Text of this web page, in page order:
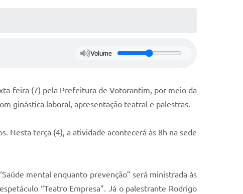
Volume
feira (7) pela Prefeitura de Votorantim, por meio da
ginástica laboral, apresentação teatral e palestras.
Nesta terça (4), a atividade acontecerá às 8h na sede
mental enquanto prevenção” será ministrada às
“Teatro Empresa”. Já o palestrante Rodrigo